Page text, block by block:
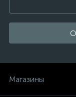
Магазины